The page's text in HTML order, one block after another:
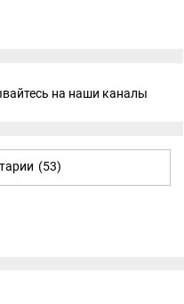
на наши каналы
(53)